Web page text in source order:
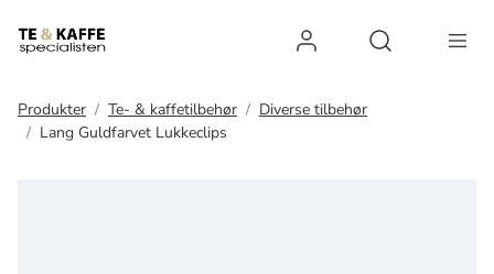
Log ind
Produkter Te- & kaffetilbehør
Diverse tilbehør
Lang Guldfarvet Lukkeclips